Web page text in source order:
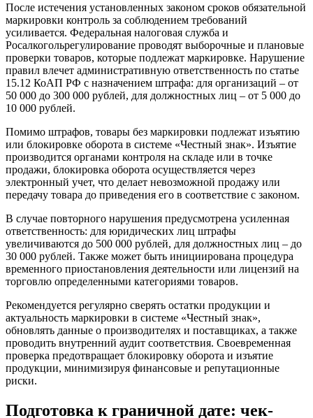
После истечения установленных законом сроков обязательной
маркировки контроль за соблюдением требований
усиливается. Федеральная налоговая служба и
Росалкогольрегулирование проводят выборочные и плановые
проверки товаров, которые подлежат маркировке. Нарушение
правил влечет административную ответственность по статье
15.12 КоАП РФ с назначением штрафа: для организаций – от
50 000 до 300 000 рублей, для должностных лиц – от 5 000 до
10 000 рублей.
Помимо штрафов, товары без маркировки подлежат изъятию
или блокировке оборота в системе «Честный знак». Изъятие
производится органами контроля на складе или в точке
продажи, блокировка оборота осуществляется через
электронный учет, что делает невозможной продажу или
передачу товара до приведения его в соответствие с законом.
В случае повторного нарушения предусмотрена усиленная
ответственность: для юридических лиц штрафы
увеличиваются до 500 000 рублей, для должностных лиц – до
30 000 рублей. Также может быть инициирована процедура
временного приостановления деятельности или лицензий на
торговлю определенными категориями товаров.
Рекомендуется регулярно сверять остатки продукции и
актуальность маркировки в системе «Честный знак»,
обновлять данные о производителях и поставщиках, а также
проводить внутренний аудит соответствия. Своевременная
проверка предотвращает блокировку оборота и изъятие
продукции, минимизируя финансовые и репутационные
риски.
Подготовка к граничной дате: чек-